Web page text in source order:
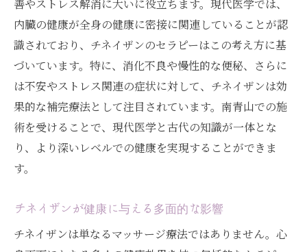
善やストレス解消に大いに役立ちます。現代医学では、
内臓の健康が全身の健康に密接に関連していることが認
識されており、チネイザンのセラピーはこの考え方に基
づいています。特に、消化不良や慢性的な便秘、さらに
は不安やストレス関連の症状に対して、チネイザンは効
果的な補完療法として注目されています。南青山での施
術を受けることで、現代医学と古代の知識が一体とな
り、より深いレベルでの健康を実現することができま
す。
チネイザンが健康に与える多面的な影響
チネイザンは単なるマッサージ療法ではありません。心